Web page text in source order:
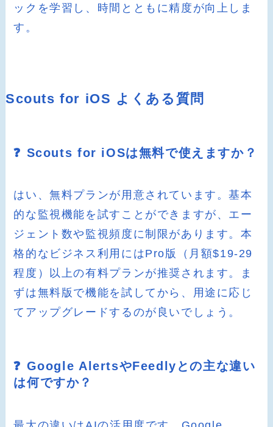
ックを学習し、時間とともに精度が向上しま
す。
Scouts for iOS よくある質問
❓ Scouts for iOSは無料で使えますか？
はい、無料プランが用意されています。基本
的な監視機能を試すことができますが、エー
ジェント数や監視頻度に制限があります。本
格的なビジネス利用にはPro版（月額$19-29
程度）以上の有料プランが推奨されます。ま
ずは無料版で機能を試してから、用途に応じ
てアップグレードするのが良いでしょう。
❓ Google AlertsやFeedlyとの主な違い
は何ですか？